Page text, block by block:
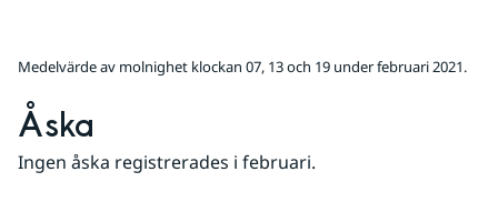
Medelvärde av molnighet klockan 07, 13 och 19 under februari 2021.
Åska
Ingen åska registrerades i februari.